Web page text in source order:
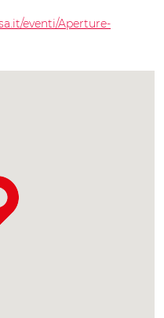
eventi/Aperture-